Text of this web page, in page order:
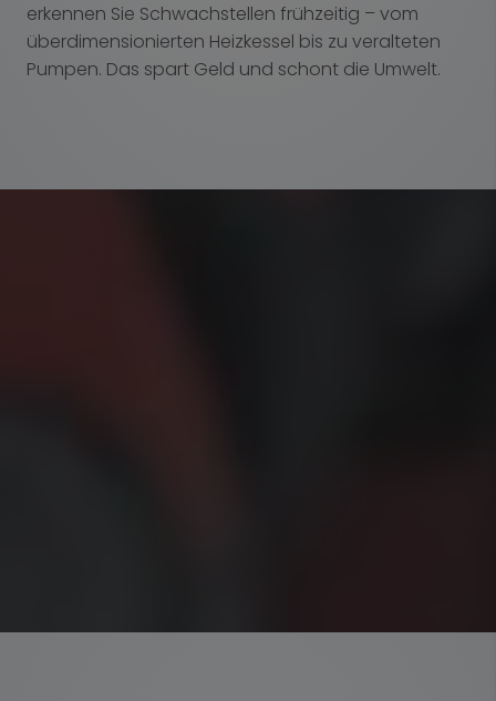
erkennen Sie Schwachstellen frühzeitig – vom
überdimensionierten Heizkessel bis zu veralteten
Pumpen. Das spart Geld und schont die Umwelt.